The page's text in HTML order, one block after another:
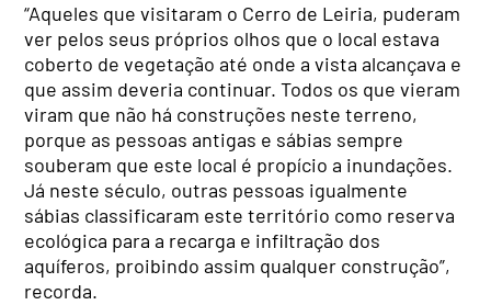
“Aqueles que visitaram o Cerro de Leiria, puderam
ver pelos seus próprios olhos que o local estava
coberto de vegetação até onde a vista alcançava e
que assim deveria continuar. Todos os que vieram
viram que não há construções neste terreno,
porque as pessoas antigas e sábias sempre
souberam que este local é propício a inundações.
Já neste século, outras pessoas igualmente
sábias classificaram este território como reserva
ecológica para a recarga e infiltração dos
aquíferos, proibindo assim qualquer construção”,
recorda.